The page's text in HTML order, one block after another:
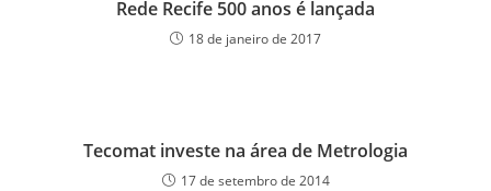
Rede Recife 500 anos é lançada
18 de janeiro de 2017
Tecomat investe na área de Metrologia
17 de setembro de 2014